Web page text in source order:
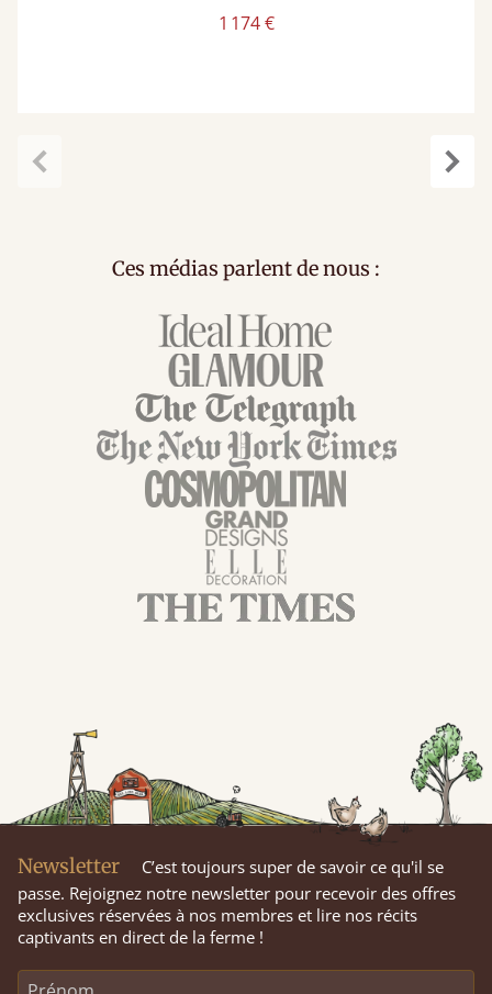
1 174 €
Ces médias parlent de nous :
Newsletter
C’est toujours super de savoir ce qu'il se
passe. Rejoignez notre newsletter pour recevoir des offres
exclusives réservées à nos membres et lire nos récits
captivants en direct de la ferme !